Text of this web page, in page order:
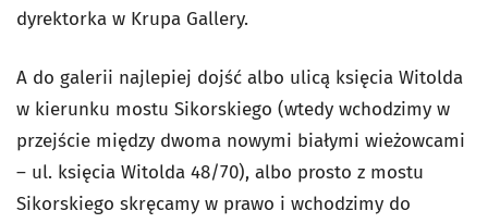
dyrektorka w Krupa Gallery.
A do galerii najlepiej dojść albo ulicą księcia Witolda
w kierunku mostu Sikorskiego (wtedy wchodzimy w
przejście między dwoma nowymi białymi wieżowcami
– ul. księcia Witolda 48/70), albo prosto z mostu
Sikorskiego skręcamy w prawo i wchodzimy do